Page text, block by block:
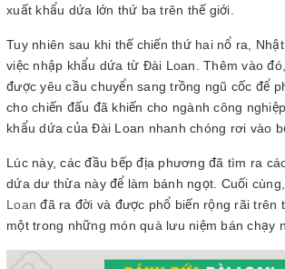
xuất khẩu dứa lớn thứ ba trên thế giới.
Tuy nhiên sau khi thế chiến thứ hai nổ ra,
việc nhập khẩu dứa từ Đài Loan. Thêm vào
được yêu cầu chuyển sang trồng ngũ cốc để
cho chiến đấu đã khiến cho ngành công
khẩu dứa của Đài Loan nhanh chóng rơi vào
Lúc này, các đầu bếp địa phương đã tìm ra
dứa dư thừa này để làm bánh ngọt. Cuối cùng,
Loan đã ra đời và được phổ biến rộng rãi trên
một trong những món quà lưu niệm bán chạy